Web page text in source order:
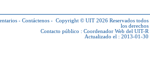
- Contáctenos - Copyright © UIT 2026 Reservados todos
los derechos
Contacto público : Coordenador Web del UIT-R
Actualizado el : 2013-01-30